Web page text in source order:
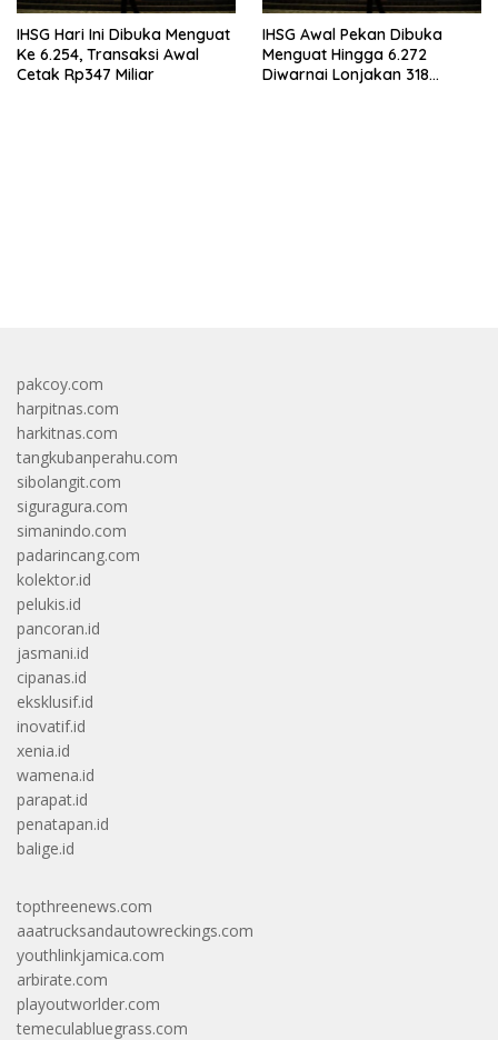
IHSG Hari Ini Dibuka Menguat
Ke 6.254, Transaksi Awal
Cetak Rp347 Miliar
IHSG Awal Pekan Dibuka
Menguat Hingga 6.272
Diwarnai Lonjakan 318
pakcoy.com
harpitnas.com
harkitnas.com
tangkubanperahu.com
sibolangit.com
siguragura.com
simanindo.com
padarincang.com
kolektor.id
pelukis.id
pancoran.id
jasmani.id
cipanas.id
eksklusif.id
inovatif.id
xenia.id
wamena.id
parapat.id
penatapan.id
balige.id
topthreenews.com
aaatrucksandautowreckings.com
youthlinkjamica.com
arbirate.com
playoutworlder.com
temeculabluegrass.com